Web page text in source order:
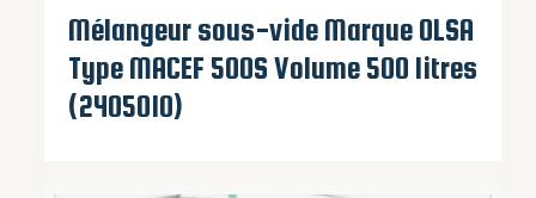
Mélangeur sous-vide Marque OLSA
Type MACEF 500S Volume 500 litres
(2405010)